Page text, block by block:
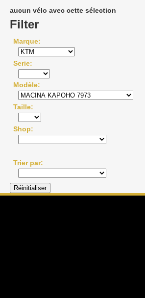
aucun vélo avec cette sélection
Filter
Marque
Serie
Modèle
Taille
Shop
Trier par